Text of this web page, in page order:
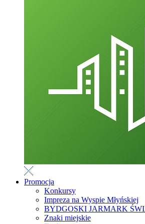
Promocja
Konkursy
Impreza na Wyspie Młyńskiej
BYDGOSKI JARMARK
Znaki miejskie